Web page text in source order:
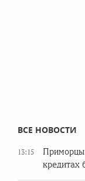
ВСЕ НОВОСТИ
13:15
Приморцы
кредитах